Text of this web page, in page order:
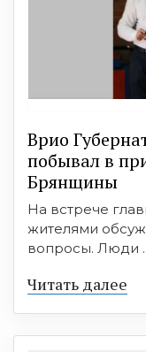
Врио
побывал в
Брянщины
На встрече
жителями
вопросы. Люди
Читать далее